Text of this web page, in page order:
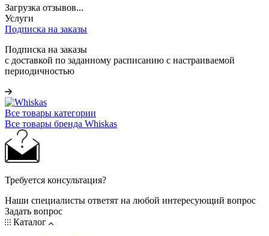
Загрузка отзывов...
Услуги
Подписка на заказы
Подписка на заказы
с доставкой по заданному расписанию с настраиваемой
периодичностью
Все товары категории
Все товары бренда Whiskas
Требуется консультация?
Наши специалисты ответят на любой интересующий вопрос
Задать вопрос
Каталог